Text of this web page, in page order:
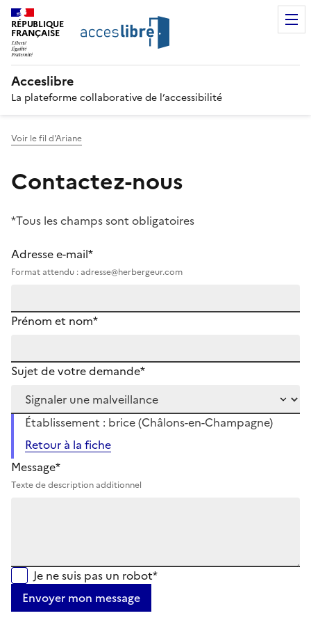
RÉPUBLIQUE
FRANÇAISE
Acceslibre
La plateforme collaborative de l’accessibilité
Voir le fil d'Ariane
Contactez-nous
*Tous les champs sont obligatoires
Adresse e-mail*
Format attendu : adresse@herbergeur.com
Prénom et nom*
Sujet de votre demande*
Établissement : brice (Châlons-en-Champagne)
Retour à la fiche
Message*
Texte de description additionnel
Je ne suis pas un robot*
Envoyer mon message